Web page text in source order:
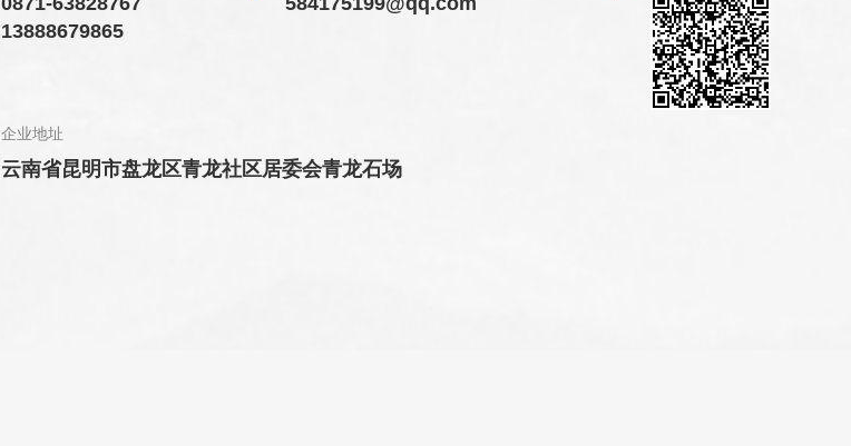
13888679865
企业地址
云南省昆明市盘龙区青龙社区居委会青龙石场